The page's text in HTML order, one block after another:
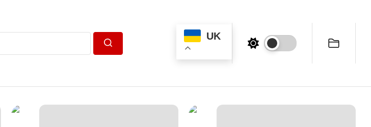
UK